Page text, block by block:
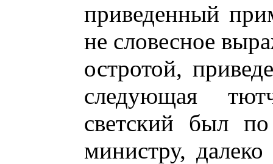
приведенный
не словесное
остротой,
следующая
светский был
министру, далеко